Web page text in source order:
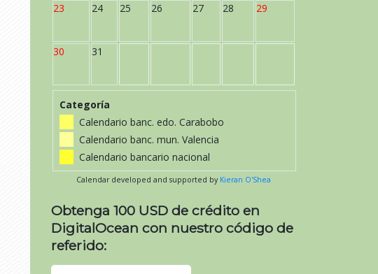
23 24 25 26 27 28 29
30 31
Categoría
Calendario banc. edo. Carabobo
Calendario banc. mun. Valencia
Calendario bancario nacional
Calendar developed and supported by Kieran O'Shea
Obtenga 100 USD de crédito en
DigitalOcean con nuestro código de
referido: